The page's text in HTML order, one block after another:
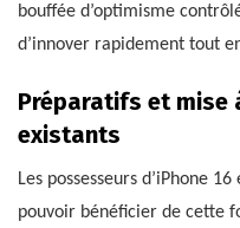
bouffée d’optimisme
d’innover rapidement tout
Préparatifs et mise
existants
Les possesseurs d’iPhone
pouvoir bénéficier de cette